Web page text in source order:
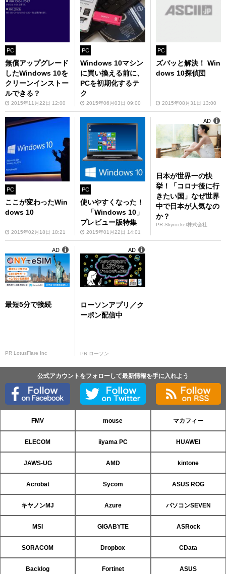
PC
無償アップグレード
したWindows 10を
クリーンインストー
ルできる？
2015年11月22日 12:00
PC
Windows 10マシン
に買い換える前に、
PCを初期化するテ
ク
2015年06月03日 09:00
PC
ズバッと解決！ Win
dows 10探偵団
2015年08月31日 13:00
PC
ここが変わったWin
dows 10
2015年02月18日 18:21
PC
使いやすくなった！
「Windows 10」
プレビュー版特集
2015年01月22日 14:01
日本が世界一の快
挙！「コロナ後に行
きたい国」なぜ世界
中で日本が人気なの
か？
PR Skyrocket株式会社
AD
最短5分で接続
PR LotusFlare Inc
AD
ローソンアプリ／ク
ーポン配信中
PR ローソン
AD
公式アカウントをフォローして最新情報を手に入れよう
FMV mouse マカフィー
ELECOM iiyama PC HUAWEI
JAWS-UG AMD kintone
Acrobat Sycom ASUS ROG
キヤノンMJ Azure パソコンSEVEN
MSI GIGABYTE ASRock
SORACOM Dropbox CData
Backlog Fortinet ASUS